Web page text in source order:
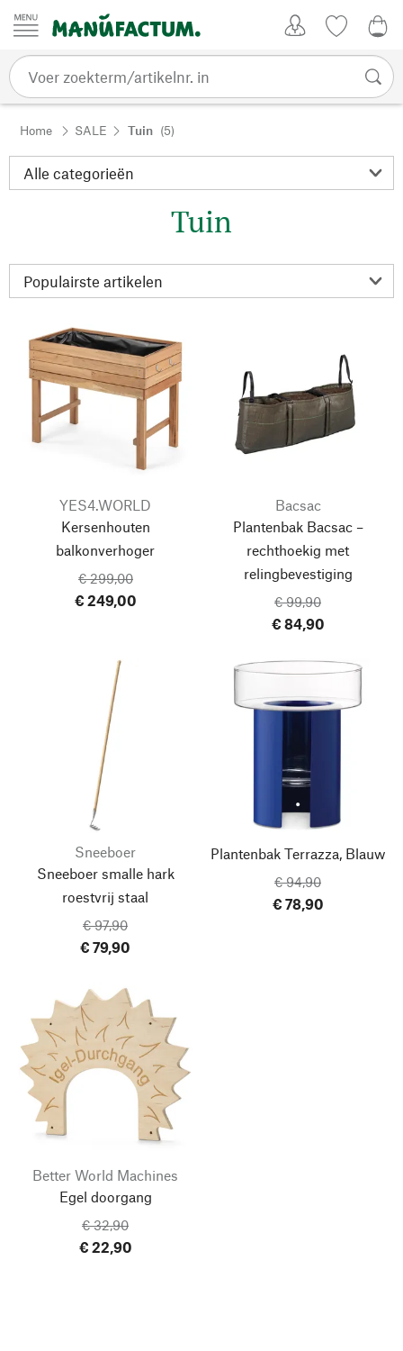
Passer au contenu
Home SALE Tuin (5)
Tuin
YES4.WORLD
Kersenhouten
balkonverhoger
€ 299,00
€ 249,00
Bacsac
Plantenbak Bacsac –
rechthoekig met
relingbevestiging
€ 99,90
€ 84,90
Sneeboer
Sneeboer smalle hark
roestvrij staal
€ 97,90
€ 79,90
Plantenbak Terrazza, Blauw
€ 94,90
€ 78,90
Better World Machines
Egel doorgang
€ 32,90
€ 22,90